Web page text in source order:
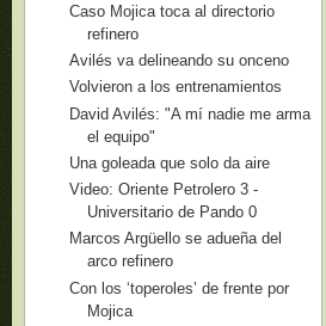
Caso Mojica toca al directorio
refinero
Avilés va delineando su onceno
Volvieron a los entrenamientos
David Avilés: "A mí nadie me arma
el equipo"
Una goleada que solo da aire
Video: Oriente Petrolero 3 -
Universitario de Pando 0
Marcos Argüello se adueña del
arco refinero
Con los ‘toperoles’ de frente por
Mojica